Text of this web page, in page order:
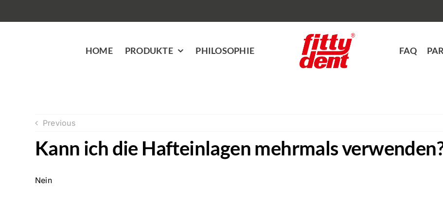
HOME PRODUKTE PHILOSOPHIE FAQ
Previous
Kann ich die Hafteinlagen mehrmals
Nein